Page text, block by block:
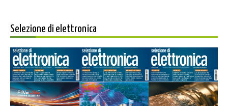
Selezione di elettronica